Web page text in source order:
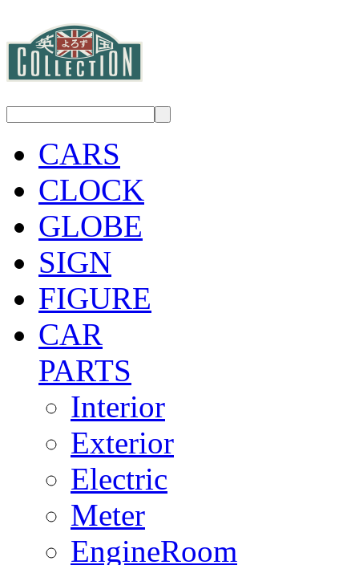
CARS
CLOCK
GLOBE
SIGN
FIGURE
CAR
PARTS
Interior
Exterior
Electric
Meter
EngineRoom